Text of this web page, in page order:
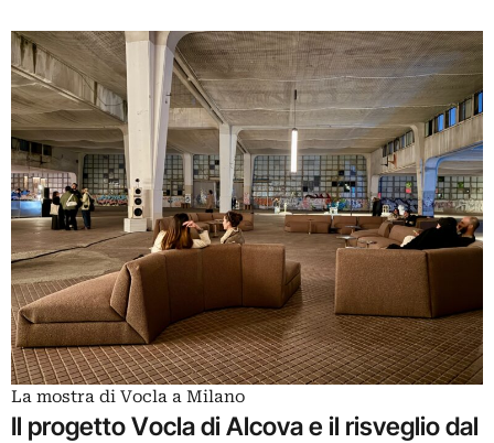
La mostra di Vocla a Milano
Il progetto Vocla di Alcova e il risveglio dal